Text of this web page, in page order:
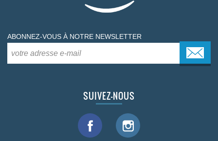
ABONNEZ-VOUS À NOTRE NEWSLETTER
SUIVEZ-NOUS